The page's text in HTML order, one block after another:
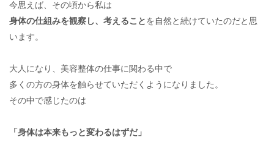
今思えば、その頃から私は
身体の仕組みを観察し、考えることを自然と続けていたのだと思
います。
大人になり、美容整体の仕事に関わる中で
多くの方の身体を触らせていただくようになりました。
その中で感じたのは
「身体は本来もっと変わるはずだ」